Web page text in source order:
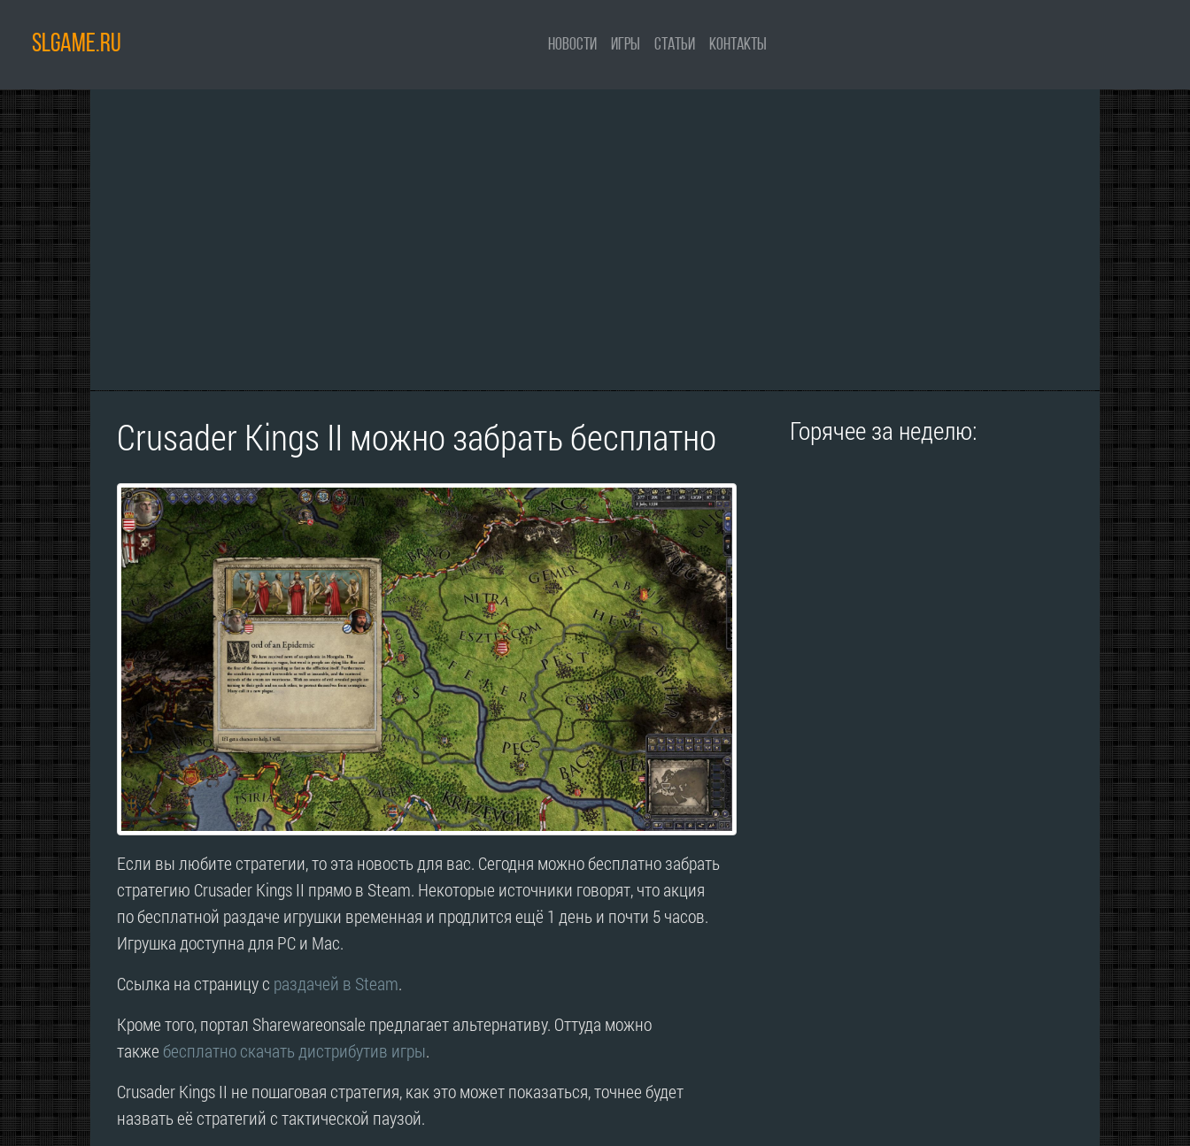
SLGAME.RU Новости Игры Статьи Контакты
Crusader Kings II можно забрать бесплатно
Если вы любите стратегии, то эта новость для вас. Сегодня можно бесплатно забрать
стратегию Crusader Kings II прямо в Steam. Некоторые источники говорят, что акция
по бесплатной раздаче игрушки временная и продлится ещё 1 день и почти 5 часов.
Игрушка доступна для PC и Mac.
Ссылка на страницу с раздачей в Steam.
Кроме того, портал Sharewareonsale предлагает альтернативу. Оттуда можно
также бесплатно скачать дистрибутив игры.
Crusader Kings II не пошаговая стратегия, как это может показаться, точнее будет
назвать её стратегий с тактической паузой.
Горячее за неделю: